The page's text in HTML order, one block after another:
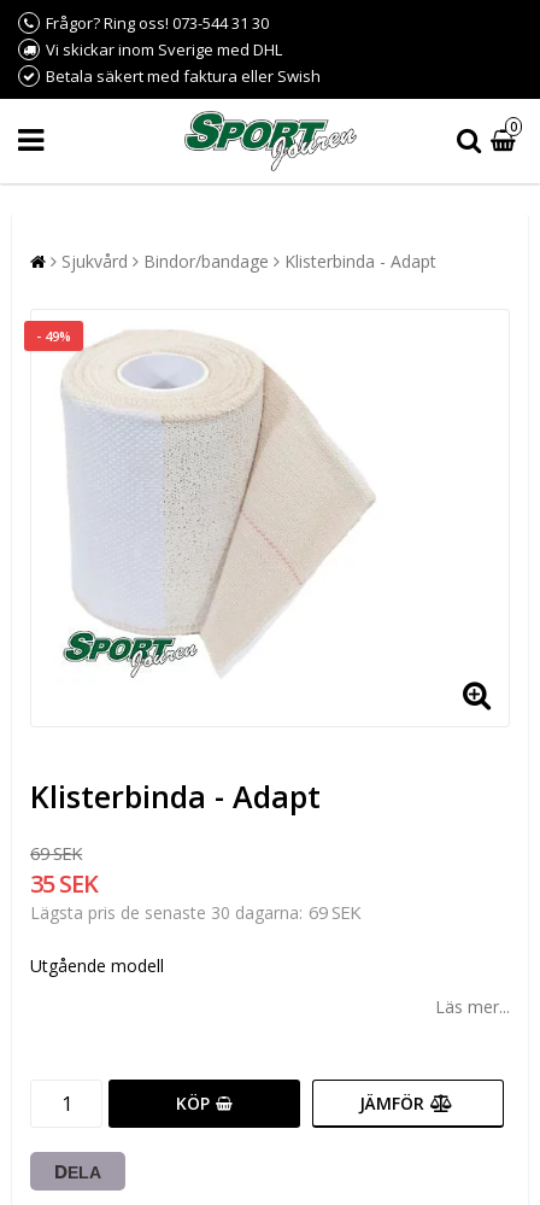
Frågor? Ring oss! 073-544 31 30
Vi skickar inom Sverige med DHL
Betala säkert med faktura eller Swish
0
Sjukvård Bindor/bandage Klisterbinda - Adapt
- 49%
Klisterbinda - Adapt
69 SEK
35 SEK
Lägsta pris de senaste 30 dagarna 69 SEK
Utgående modell
Läs mer...
KÖP JÄMFÖR
DELA